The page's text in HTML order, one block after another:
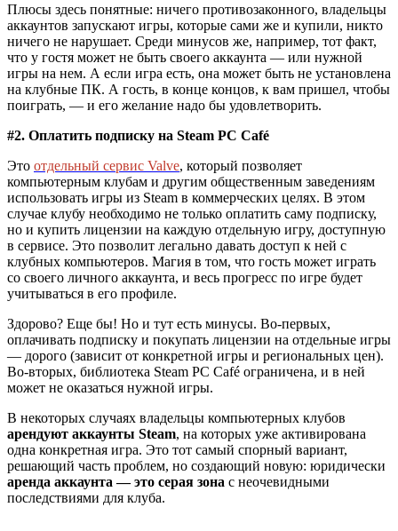
Плюсы здесь понятные: ничего противозаконного, владельцы
аккаунтов запускают игры, которые сами же и купили, никто
ничего не нарушает. Среди минусов же, например, тот факт,
что у гостя может не быть своего аккаунта — или нужной
игры на нем. А если игра есть, она может быть не установлена
на клубные ПК. А гость, в конце концов, к вам пришел, чтобы
поиграть, — и его желание надо бы удовлетворить.
#2. Оплатить подписку на Steam PC Café
Это отдельный сервис Valve, который позволяет
компьютерным клубам и другим общественным заведениям
использовать игры из Steam в коммерческих целях. В этом
случае клубу необходимо не только оплатить саму подписку,
но и купить лицензии на каждую отдельную игру, доступную
в сервисе. Это позволит легально давать доступ к ней с
клубных компьютеров. Магия в том, что гость может играть
со своего личного аккаунта, и весь прогресс по игре будет
учитываться в его профиле.
Здорово? Еще бы! Но и тут есть минусы. Во-первых,
оплачивать подписку и покупать лицензии на отдельные игры
— дорого (зависит от конкретной игры и региональных цен).
Во-вторых, библиотека Steam PC Café ограничена, и в ней
может не оказаться нужной игры.
В некоторых случаях владельцы компьютерных клубов
арендуют аккаунты Steam, на которых уже активирована
одна конкретная игра. Это тот самый спорный вариант,
решающий часть проблем, но создающий новую: юридически
аренда аккаунта — это серая зона с неочевидными
последствиями для клуба.